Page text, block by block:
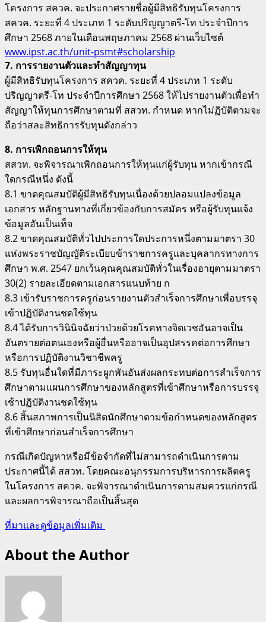
โครงการ สควค. จะประกาศรายชื่อผู้มีสิทธิรับทุนโครงการ
สควค. ระยะที่ 4 ประเภท 1 ระดับปริญญาตรี-โท ประจำปีการ
ศึกษา 2568 ภายในเดือนพฤษภาคม 2568 ผ่านเว็บไซต์
www.ipst.ac.th/unit-psmt#scholarship
7. การรายงานตัวและทำสัญญาทุน
ผู้มีสิทธิรับทุนโครงการ สควค. ระยะที่ 4 ประเภท 1 ระดับ
ปริญญาตรี-โท ประจำปีการศึกษา 2568 ให้ไปรายงานตัวเพื่อทำ
สัญญาให้ทุนการศึกษาตามที่ สสวท. กำหนด หากไม่ฏิบัติตามจะ
ถือว่าสละสิทธิการรับทุนดังกล่าว
8. การเพิกถอนการให้ทุน
สสวท. จะพิจารณาเพิกถอนการให้ทุนแก่ผู้รับทุน หากเข้ากรณี
ใดกรณีหนึ่ง ดังนี้
8.1 ขาดคุณสมบัติผู้มีสิทธิรับทุนเนื่องด้วยปลอมแปลงข้อมูล
เอกสาร หลักฐานทางที่เกี่ยวข้องกับการสมัคร หรือผู้รับทุนแจ้ง
ข้อมูลอันเป็นเท็จ
8.2 ขาดคุณสมบัติทั่วไปประการใดประการหนึ่งตามมาตรา 30
แห่งพระราชบัญญัติระเบียบข้าราชการครูและบุคลากรทางการ
ศึกษา พ.ศ. 2547 ยกเว้นคุณคุณสมบัติทั่วในเรื่องอายุตามมาตรา
30(2) รายละเอียดตามเอกสารแนบท้าย ก
8.3 เข้ารับราชการครูก่อนรายงานตัวสำเร็จการศึกษาเพื่อบรรจุ
เข้าปฏิบัติงานชดใช้ทุน
8.4 ได้รับการวินินิจฉัยว่าป่วยด้วยโรคทางจิตเวชอันอาจเป็น
อันตรายต่อตนเองหรือผู้อื่นหรืออาจเป็นอุปสรรคต่อการศึกษา
หรือการปฏิบัติงานวิชาชีพครู
8.5 รับทุนอื่นใดที่มีภาระผูกพันอันส่งผลกระทบต่อการสำเร็จการ
ศึกษาตามแผนการศึกษาของหลักสูตรที่เข้าศึกษาหรือการบรรจุ
เช้าปฏิบัติงานชดใช้ทุน
8.6 สิ้นสภาพการเป็นนิสิตนักศึกษาตามข้อกำหนดของหลักสูตร
ที่เข้าศึกษาก่อนสำเร็จการศึกษา
กรณีเกิดปัญหาหรือมีข้อจำกัดที่ไม่สามารถดำเนินการตาม
ประกาศนี้ได้ สสวท. โดยคณะอนุกรรมการบริหารการผลิตครู
ในโครงการ สควค. จะพิจารณาดำเนินการตามสมควรแก่กรณี
และผลการพิจารณาถือเป็นสิ้นสุด
ที่มาและดูข้อมูลเพิ่มเติม
About the Author